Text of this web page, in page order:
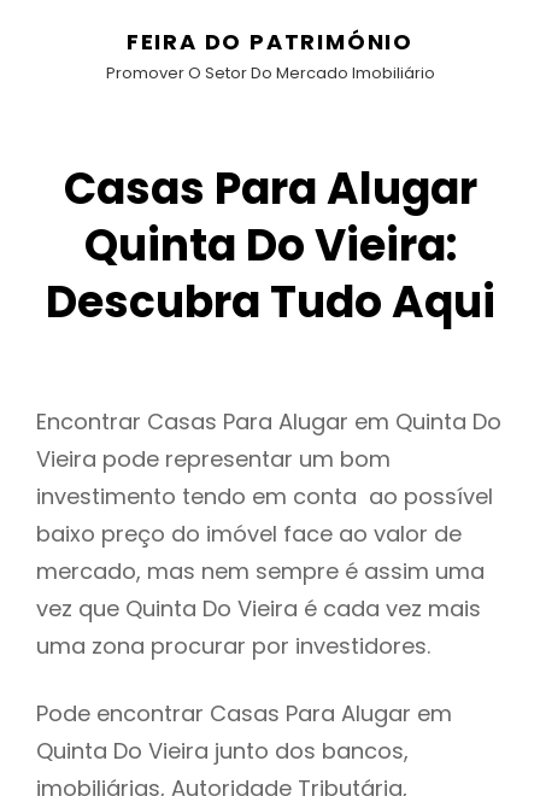
FEIRA DO PATRIMÓNIO
Promover O Setor Do Mercado Imobiliário
Casas Para Alugar
Quinta Do Vieira:
Descubra Tudo Aqui
Encontrar Casas Para Alugar em Quinta Do
Vieira pode representar um bom
investimento tendo em conta ao possível
baixo preço do imóvel face ao valor de
mercado, mas nem sempre é assim uma
vez que Quinta Do Vieira é cada vez mais
uma zona procurar por investidores.
Pode encontrar Casas Para Alugar em
Quinta Do Vieira junto dos bancos,
imobiliárias, Autoridade Tributária,